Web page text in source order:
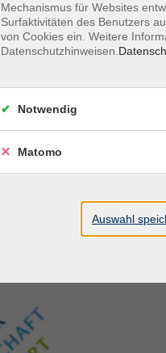
Aegidiistraße 70
48143 Münster
vhs@stadt-
Lage im Stadtplan
Mechanismus für Websites
Surfaktivitäten des Benutzers
von Cookies ein. Weitere
Datenschutzhinweisen.
Notwendig
Matomo
Auswahl